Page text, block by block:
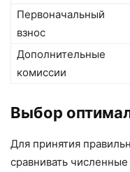
Первоначальный
взнос
Дополнительные
комиссии
Выбор
Для принятия
сравнивать